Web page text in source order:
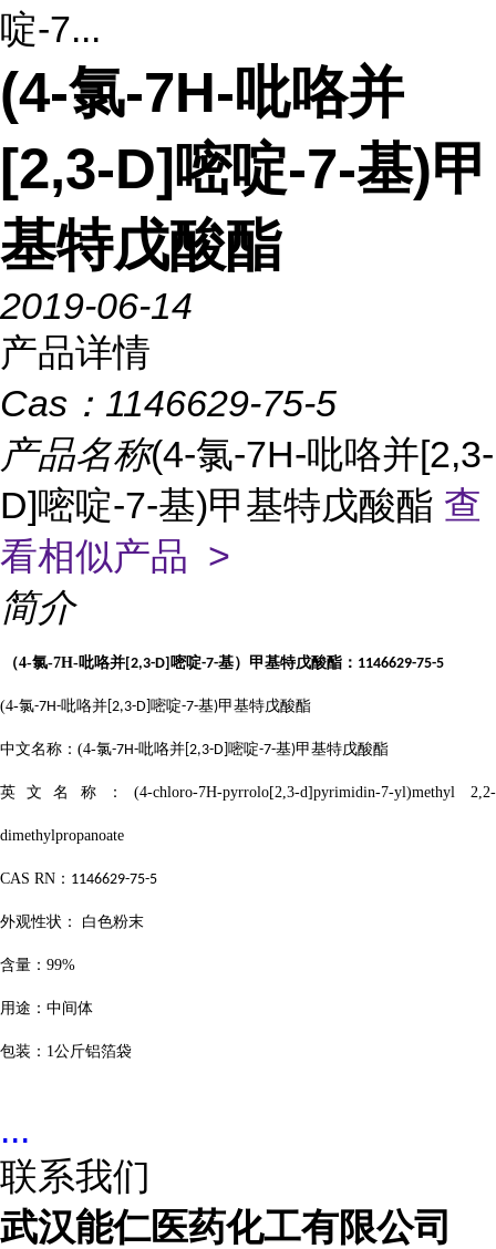
啶-7...
(4-氯-7H-吡咯并
[2,3-D]嘧啶-7-基)甲
基特戊酸酯
2019-06-14
产品详情
Cas： 1146629-75-5
产品名称(4-氯-7H-吡咯并[2,3-
D]嘧啶-7-基)甲基特戊酸酯 查
看相似产品 >
简介
（4-氯-7H-吡咯并[2,3-D] 嘧啶-7-基）甲基特戊酸酯： 1146629-75-5
(4-氯-7H-吡咯并 [2,3-D] 嘧啶-7-基)甲基特戊酸酯
中文名称： (4-氯-7H-吡咯并 [2,3-D] 嘧啶-7-基)甲基特戊酸酯
英文名称： (4-chloro-7H-pyrrolo[2,3-d]pyrimidin-7-yl)methyl 2,2-
dimethylpropanoate
CAS RN ： 1146629-75-5
外观性状： 白色粉末
含量： 99%
用途：中间体
包装： 1公斤铝箔袋
...
联系我们
武汉能仁医药化工有限公司